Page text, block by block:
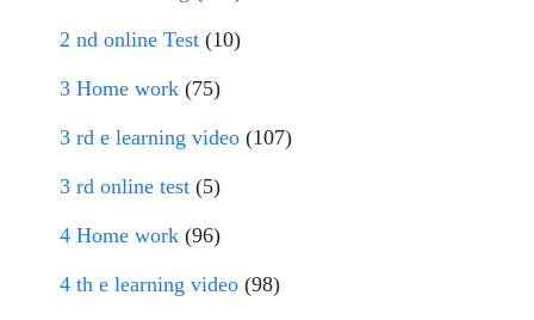
2 nd online Test (10)
3 Home work (75)
3 rd e learning video (107)
3 rd online test (5)
4 Home work (96)
4 th e learning video (98)